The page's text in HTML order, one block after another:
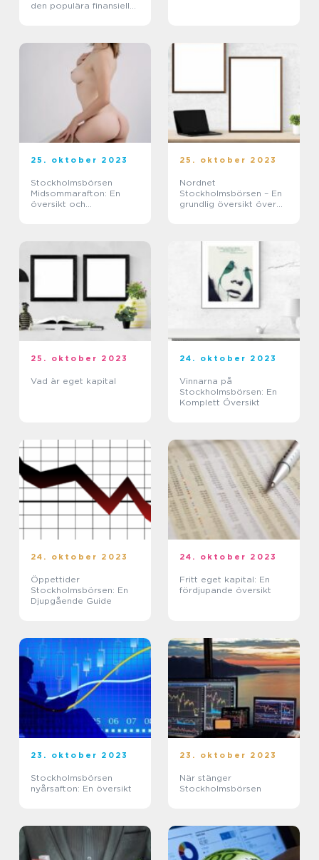
den populära finansiella
25. oktober 2023
Stockholmsbörsen
Midsommarafton: En
översikt och
25. oktober 2023
Nordnet
Stockholmsbörsen – En
grundlig översikt över
25. oktober 2023
Vad är eget kapital
24. oktober 2023
Vinnarna på
Stockholmsbörsen: En
Komplett Översikt
24. oktober 2023
Öppettider
Stockholmsbörsen: En
Djupgående Guide
24. oktober 2023
Fritt eget kapital: En
fördjupande översikt
23. oktober 2023
Stockholmsbörsen
nyårsafton: En översikt
23. oktober 2023
När stänger
Stockholmsbörsen